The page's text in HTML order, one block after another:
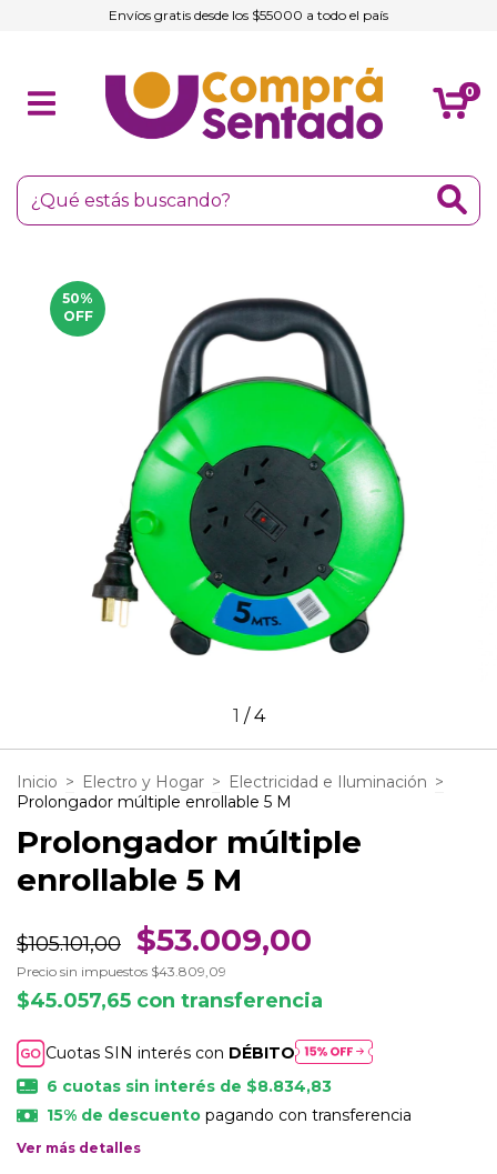
Envíos gratis desde los $55000 a todo el país
0
50%
OFF
1 /4
Inicio > Electro y Hogar > Electricidad e Iluminación >
Prolongador múltiple enrollable 5 M
Prolongador múltiple
enrollable 5 M
$105.101,00 $53.009,00
Precio sin impuestos $43.809,09
$45.057,65 con transferencia
Cuotas SIN interés con DÉBITO
6 cuotas sin interés de $8.834,83
15% de descuentopagando con transferencia
Ver más detalles